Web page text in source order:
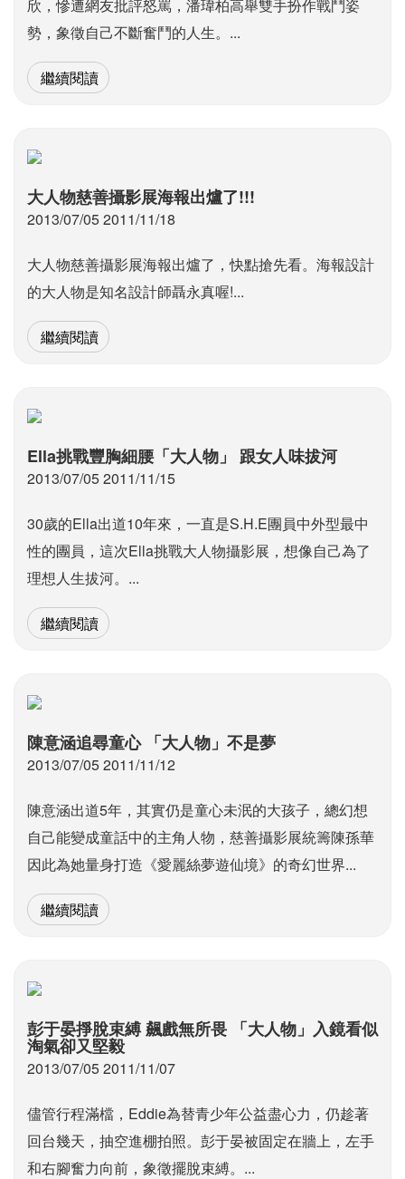
欣，慘遭網友批評怒罵，潘瑋柏高舉雙手扮作戰鬥姿
勢，象徵自己不斷奮鬥的人生。...
繼續閱讀
大人物慈善攝影展海報出爐了!!!
2013/07/05 2011/11/18
大人物慈善攝影展海報出爐了，快點搶先看。海報設計
的大人物是知名設計師聶永真喔!...
繼續閱讀
Ella挑戰豐胸細腰「大人物」 跟女人味拔河
2013/07/05 2011/11/15
30歲的Ella出道10年來，一直是S.H.E團員中外型最中
性的團員，這次Ella挑戰大人物攝影展，想像自己為了
理想人生拔河。...
繼續閱讀
陳意涵追尋童心 「大人物」不是夢
2013/07/05 2011/11/12
陳意涵出道5年，其實仍是童心未泯的大孩子，總幻想
自己能變成童話中的主角人物，慈善攝影展統籌陳孫華
因此為她量身打造《愛麗絲夢遊仙境》的奇幻世界...
繼續閱讀
彭于晏掙脫束縛 飆戲無所畏 「大人物」入鏡看似
淘氣卻又堅毅
2013/07/05 2011/11/07
儘管行程滿檔，Eddie為替青少年公益盡心力，仍趁著
回台幾天，抽空進棚拍照。彭于晏被固定在牆上，左手
和右腳奮力向前，象徵擺脫束縛。...